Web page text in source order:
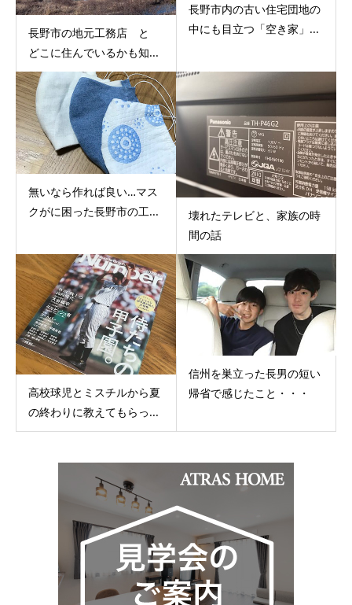
長野市の地元工務店 と
どこに住んでいるかも知...
長野市内の古い住宅団地の
中にも目立つ「空き家」...
無いなら作れば良い…マス
クがに困った長野市の工...
壊れたテレビと、家族の時
間の話
高校球児とミスチルから夏
の終わりに教えてもらっ...
信州を巣立った長男の短い
帰省で感じたこと・・・